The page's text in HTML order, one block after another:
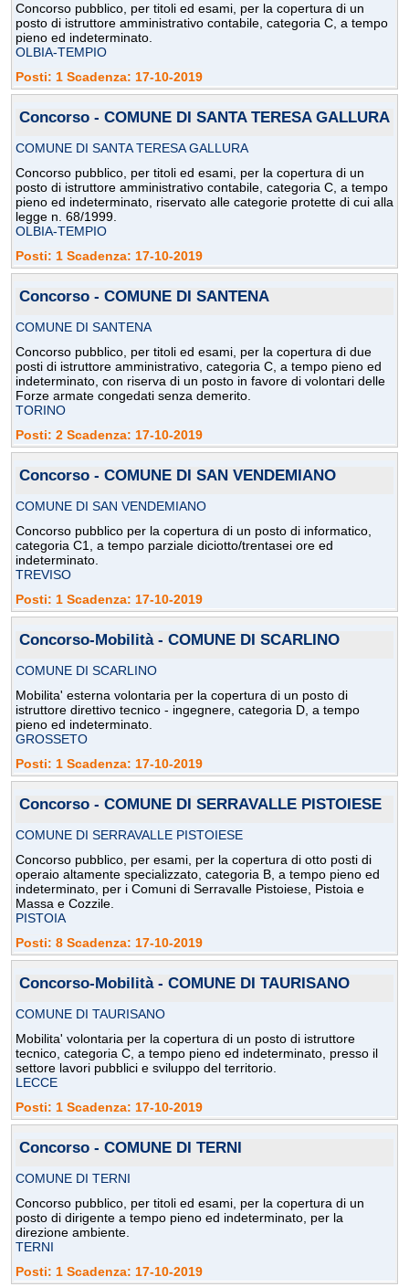
Concorso pubblico, per titoli ed esami, per la copertura di un
posto di istruttore amministrativo contabile, categoria C, a tempo
pieno ed indeterminato.
OLBIA-TEMPIO
Posti: 1 Scadenza: 17-10-2019
Concorso - COMUNE DI SANTA TERESA GALLURA
COMUNE DI SANTA TERESA GALLURA
Concorso pubblico, per titoli ed esami, per la copertura di un
posto di istruttore amministrativo contabile, categoria C, a tempo
pieno ed indeterminato, riservato alle categorie protette di cui alla
legge n. 68/1999.
OLBIA-TEMPIO
Posti: 1 Scadenza: 17-10-2019
Concorso - COMUNE DI SANTENA
COMUNE DI SANTENA
Concorso pubblico, per titoli ed esami, per la copertura di due
posti di istruttore amministrativo, categoria C, a tempo pieno ed
indeterminato, con riserva di un posto in favore di volontari delle
Forze armate congedati senza demerito.
TORINO
Posti: 2 Scadenza: 17-10-2019
Concorso - COMUNE DI SAN VENDEMIANO
COMUNE DI SAN VENDEMIANO
Concorso pubblico per la copertura di un posto di informatico,
categoria C1, a tempo parziale diciotto/trentasei ore ed
indeterminato.
TREVISO
Posti: 1 Scadenza: 17-10-2019
Concorso-Mobilità - COMUNE DI SCARLINO
COMUNE DI SCARLINO
Mobilita' esterna volontaria per la copertura di un posto di
istruttore direttivo tecnico - ingegnere, categoria D, a tempo
pieno ed indeterminato.
GROSSETO
Posti: 1 Scadenza: 17-10-2019
Concorso - COMUNE DI SERRAVALLE PISTOIESE
COMUNE DI SERRAVALLE PISTOIESE
Concorso pubblico, per esami, per la copertura di otto posti di
operaio altamente specializzato, categoria B, a tempo pieno ed
indeterminato, per i Comuni di Serravalle Pistoiese, Pistoia e
Massa e Cozzile.
PISTOIA
Posti: 8 Scadenza: 17-10-2019
Concorso-Mobilità - COMUNE DI TAURISANO
COMUNE DI TAURISANO
Mobilita' volontaria per la copertura di un posto di istruttore
tecnico, categoria C, a tempo pieno ed indeterminato, presso il
settore lavori pubblici e sviluppo del territorio.
LECCE
Posti: 1 Scadenza: 17-10-2019
Concorso - COMUNE DI TERNI
COMUNE DI TERNI
Concorso pubblico, per titoli ed esami, per la copertura di un
posto di dirigente a tempo pieno ed indeterminato, per la
direzione ambiente.
TERNI
Posti: 1 Scadenza: 17-10-2019